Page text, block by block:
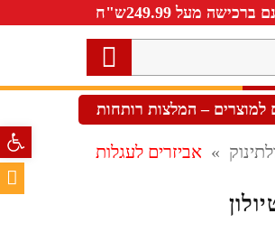
למוצרים – המלצות רותחות
» אביזרים לעגלות
פתח